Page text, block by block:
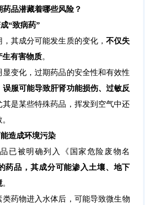
药品潜藏着哪些风险？
“致病药”
，其成分可能发生质的变化，不仅失
生有害物质。
显变化，过期药品的安全性和有效性
误服可能导致肝肾功能损伤、过敏反
其是某些特殊药品，挥发到空气中还
造成环境污染
已被明确列入《 国家危险废物名
药品，其成分可能渗入土壤、地下
。
类药物进入水体后，可能导致微生物